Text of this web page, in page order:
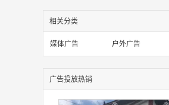
相关分类
媒体广告 户外广告
广告投放热销